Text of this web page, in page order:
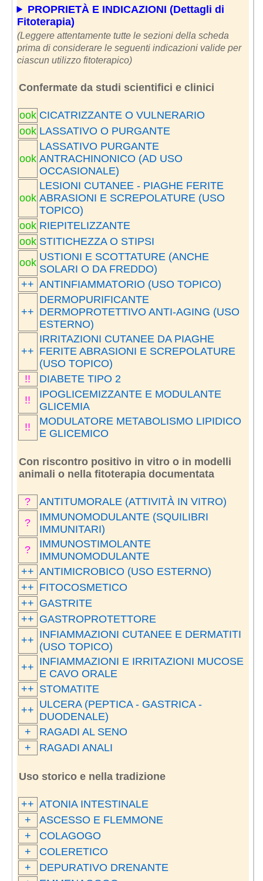
PROPRIETÀ E INDICAZIONI (Dettagli di
Fitoterapia)
(Leggere attentamente tutte le sezioni della scheda
prima di considerare le seguenti indicazioni valide per
ciascun utilizzo fitoterapico)
Confermate da studi scientifici e clinici
ook CICATRIZZANTE O VULNERARIO
ook LASSATIVO O PURGANTE
ook
LASSATIVO PURGANTE
ANTRACHINONICO (AD USO
OCCASIONALE)
ook
LESIONI CUTANEE - PIAGHE FERITE
ABRASIONI E SCREPOLATURE (USO
TOPICO)
ook RIEPITELIZZANTE
ook STITICHEZZA O STIPSI
ook USTIONI E SCOTTATURE (ANCHE
SOLARI O DA FREDDO)
++ ANTINFIAMMATORIO (USO TOPICO)
++
DERMOPURIFICANTE
DERMOPROTETTIVO ANTI-AGING (USO
ESTERNO)
++
IRRITAZIONI CUTANEE DA PIAGHE
FERITE ABRASIONI E SCREPOLATURE
(USO TOPICO)
!!
DIABETE TIPO 2
!!
IPOGLICEMIZZANTE E MODULANTE
GLICEMIA
!!
MODULATORE METABOLISMO LIPIDICO
E GLICEMICO
Con riscontro positivo in vitro o in modelli
animali o nella fitoterapia documentata
?
ANTITUMORALE (ATTIVITÀ IN VITRO)
?
IMMUNOMODULANTE (SQUILIBRI
IMMUNITARI)
?
IMMUNOSTIMOLANTE
IMMUNOMODULANTE
++ ANTIMICROBICO (USO ESTERNO)
++ FITOCOSMETICO
++ GASTRITE
++ GASTROPROTETTORE
++ INFIAMMAZIONI CUTANEE E DERMATITI
(USO TOPICO)
++ INFIAMMAZIONI E IRRITAZIONI MUCOSE
E CAVO ORALE
++ STOMATITE
++ ULCERA (PEPTICA - GASTRICA -
DUODENALE)
+
RAGADI AL SENO
+
RAGADI ANALI
Uso storico e nella tradizione
++ ATONIA INTESTINALE
+
ASCESSO E FLEMMONE
+
COLAGOGO
+
COLERETICO
+
DEPURATIVO DRENANTE